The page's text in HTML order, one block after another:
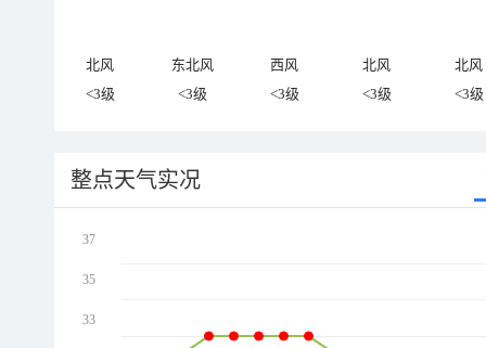
北风 东北风 西风 北风
北风
<3级
<3级 <3级 <3级 <3级
整点天气实况
37
35
33